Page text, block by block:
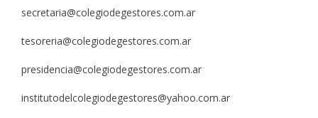
secretaria@colegiodegestores.com.ar
tesoreria@colegiodegestores.com.ar
presidencia@colegiodegestores.com.ar
institutodelcolegiodegestores@yahoo.com.ar